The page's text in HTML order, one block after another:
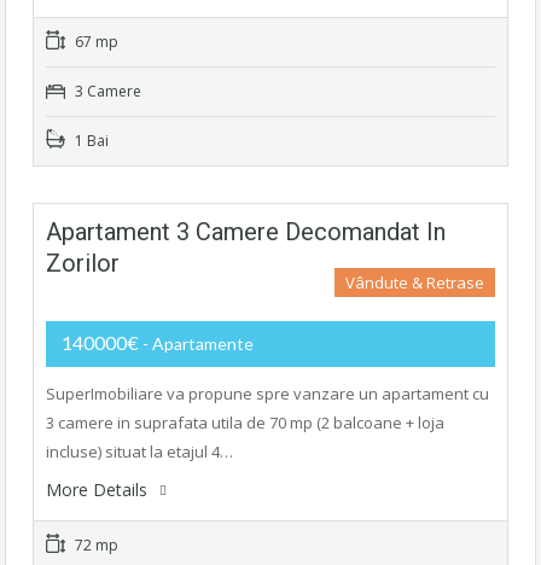
67 mp
3 Camere
1 Bai
Apartament 3 Camere Decomandat In
Zorilor
Vândute & Retrase
140000€ - Apartamente
SuperImobiliare va propune spre vanzare un apartament cu
3 camere in suprafata utila de 70 mp (2 balcoane + loja
incluse) situat la etajul 4…
More Details
72 mp